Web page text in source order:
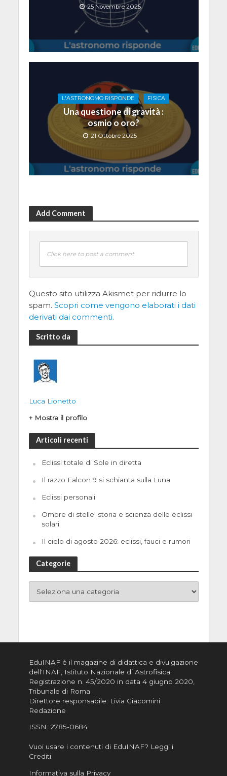
25 Novembre 2025
L'ASTRONOMO RISPONDE FISICA
Una questione di gravità :
osmio o oro?
21 Ottobre 2025
Add Comment
Click here to post a comment
Questo sito utilizza Akismet per ridurre lo
spam. Scopri come vengono elaborati i dati
derivati dai commenti.
Scritto da
Luca Lionetto
+ Mostra il profilo
Articoli recenti
Eclissi totale di Sole in diretta
Il razzo Falcon 9 si schianta sulla Luna
Eclissi personali
Ombre di stelle: storia e scienza delle eclissi
solari
Il cielo di agosto 2026: eclissi, fauci e rumori
Categorie
EduINAF è il magazine di didattica e divulgazione
dell'INAF, Istituto Nazionale di Astrofisica
Registrazione n. 45/2020 in data 4 giugno 2020,
Tribunale di Roma
Direttore responsabile: Livia Giacomini
Redazione
ISSN: 2785-0684
Vuoi usare i contenuti di EduINAF? Leggi i
Crediti.
Informativa sulla Privacy